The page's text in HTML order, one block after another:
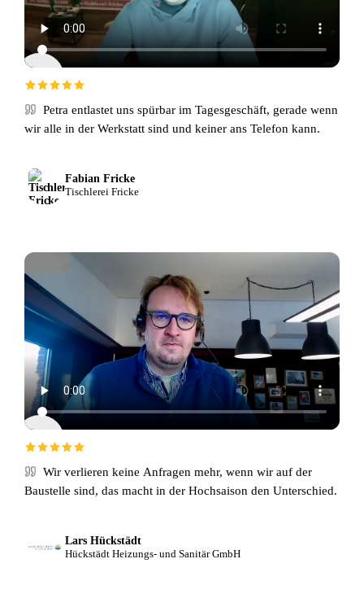
Petra entlastet uns spürbar im Tagesgeschäft, gerade wenn
wir alle in der Werkstatt sind und keiner ans Telefon kann.
Fabian Fricke
Tischlerei Fricke
Wir verlieren keine Anfragen mehr, wenn wir auf der
Baustelle sind, das macht in der Hochsaison den Unterschied.
Lars Hückstädt
Hückstädt Heizungs- und Sanitär GmbH